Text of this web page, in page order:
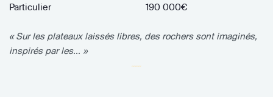
Particulier
190 000€
« Sur les plateaux laissés libres, des rochers sont imaginés,
inspirés par les... »